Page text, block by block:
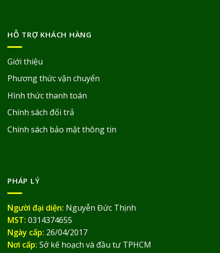
HỖ TRỢ KHÁCH HÀNG
Giới thiệu
Phương thức vận chuyển
Hình thức thanh toán
Chính sách đổi trả
Chính sách bảo mật thông tin
PHÁP LÝ
Người đại diện: Nguyễn Đức Thịnh
MST: 0314374655
Ngày cấp: 26/04/2017
Nơi cấp: Sở kế hoạch và đầu tư TPHCM